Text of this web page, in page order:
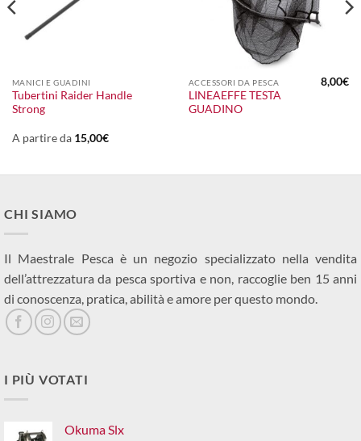
MANICI E GUADINI
Tubertini Raider Handle
Strong
A partire da 15,00€
ACCESSORI DA PESCA
LINEAEFFE TESTA
GUADINO
8,00€
CHI SIAMO
Il Maestrale Pesca è un negozio specializzato nella vendita
dell’attrezzatura da pesca sportiva e non, raccoglie ben 15 anni
di conoscenza, pratica, abilità e amore per questo mondo.
I PIÙ VOTATI
Okuma Slx